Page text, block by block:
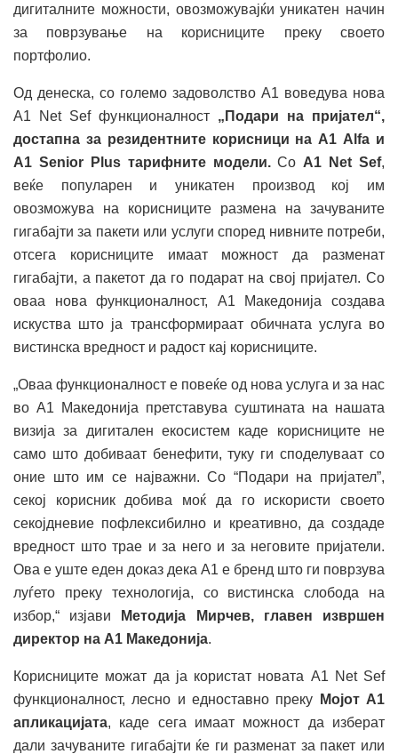
дигиталните можности, овозможувајќи уникатен начин
за поврзување на корисниците преку своето
портфолио.
Од денеска, со големо задоволство А1 воведува нова
A1 Net Sef функционалност „Подари на пријател“,
достапна за резидентните корисници на А1 Alfa и
A1 Senior Plus тарифните модели.Со A1 Net Sef,
веќе популарен и уникатен производ кој им
овозможува на корисниците размена на зачуваните
гигабајти за пакети или услуги според нивните потреби,
отсега корисниците имаат можност да разменат
гигабајти, а пакетот да го подарат на свој пријател. Со
оваа нова функционалност, А1 Македонија создава
искуства што ја трансформираат обичната услуга во
вистинска вредност и радост кај корисниците.
„Оваа функционалност е повеќе од нова услуга и за нас
во А1 Македонија претставува суштината на нашата
визија за дигитален екосистем каде корисниците не
само што добиваат бенефити, туку ги споделуваат со
оние што им се најважни. Со “Подари на пријател”,
секој корисник добива моќ да го искористи своето
секојдневие пофлексибилно и креативно, да создаде
вредност што трае и за него и за неговите пријатели.
Ова е уште еден доказ дека А1 е бренд што ги поврзува
луѓето преку технологија, со вистинска слобода на
избор,“ изјави
Методија Мирчев, главен извршен
директор на А1 Македонија.
Корисниците можат да ја користат новата А1 Net Sef
функционалност, лесно и едноставно преку
Мојот А1
апликацијата, каде сега имаат можност да изберат
дали зачуваните гигабајти ќе ги разменат за пакет или